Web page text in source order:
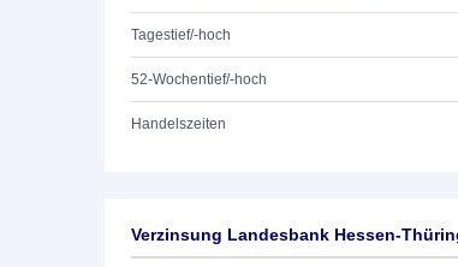
Tagestief/-hoch
52-Wochentief/-hoch
Handelszeiten
Verzinsung Landesbank Hessen-